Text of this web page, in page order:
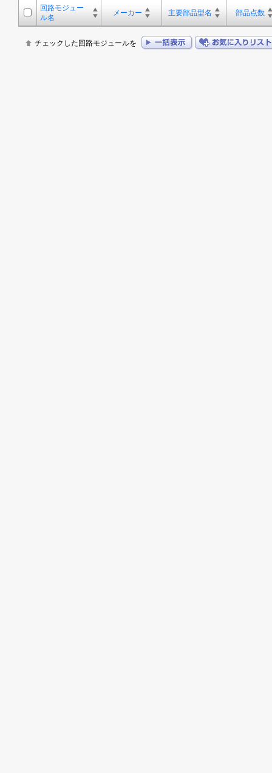
回路モジュー
ル名
メーカー 主要部品型名 部品点数
チェックした回路モジュールを